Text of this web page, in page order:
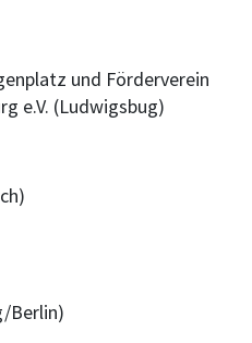
und Förderverein
e.V. (Ludwigsbug)
Berlin)